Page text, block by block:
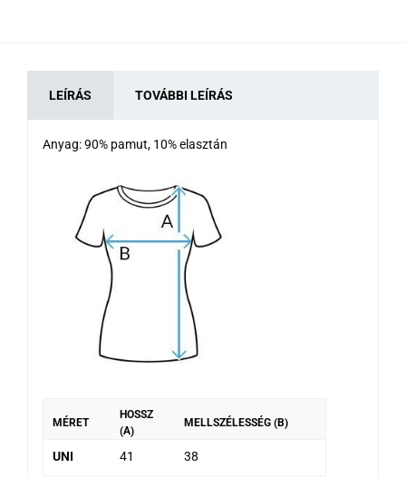
LEÍRÁS TOVÁBBI LEÍRÁS
Anyag: 90% pamut, 10% elasztán
MÉRET
HOSSZ
(A)
MELLSZÉLESSÉG (B)
UNI 41 38